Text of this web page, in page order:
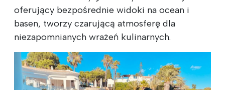
oferujący bezpośrednie widoki na ocean i
basen, tworzy czarującą atmosferę dla
niezapomnianych wrażeń kulinarnych.